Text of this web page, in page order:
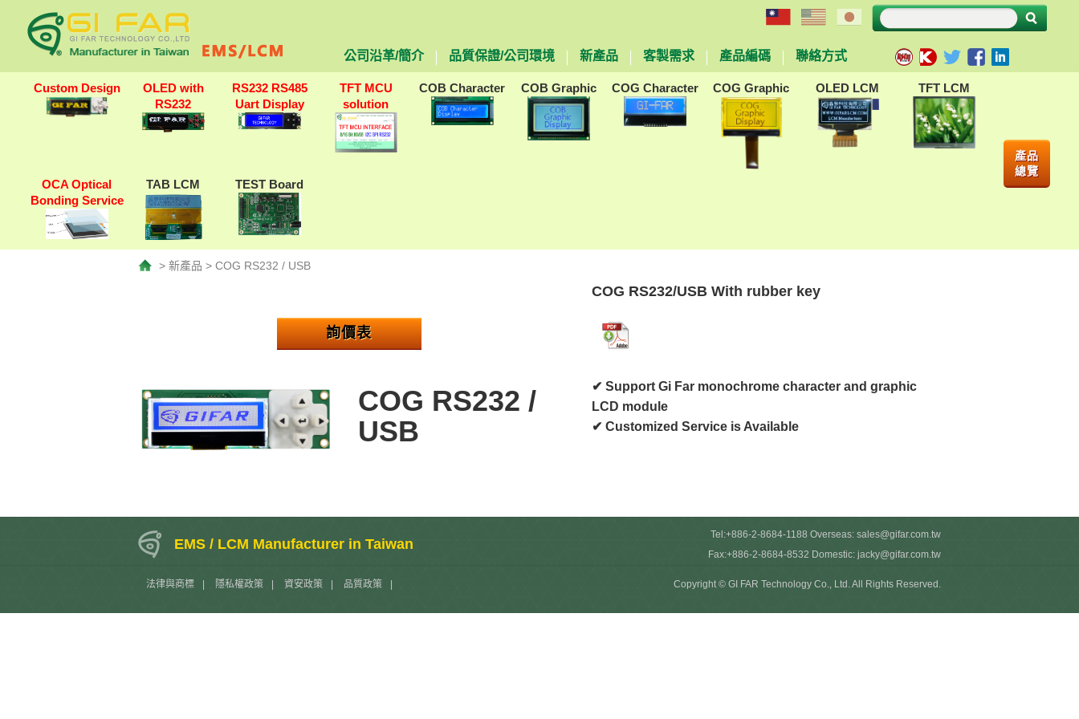
公司沿革/簡介 品質保證/公司環境 新產品 客製需求 產品編碼 聯絡方式
Custom Design
OLED with
RS232
RS232 RS485
Uart Display
TFT MCU
solution
COB Character COB Graphic COG Character COG Graphic OLED LCM TFT LCM
OCA Optical
Bonding Service
TAB LCM TEST Board
產品
總覽
> 新產品 > COG RS232 / USB
詢價表
COG RS232 /
USB
COG RS232/USB With rubber key
✔ Support Gi Far monochrome character and graphic
LCD module
✔ Customized Service is Available
EMS / LCM Manufacturer in Taiwan
Tel:+886-2-8684-1188 Overseas: sales@gifar.com.tw
Fax:+886-2-8684-8532 Domestic: jacky@gifar.com.tw
法律與商標 隱私權政策 資安政策 品質政策 Copyright © GI FAR Technology Co., Ltd. All Rights Reserved.